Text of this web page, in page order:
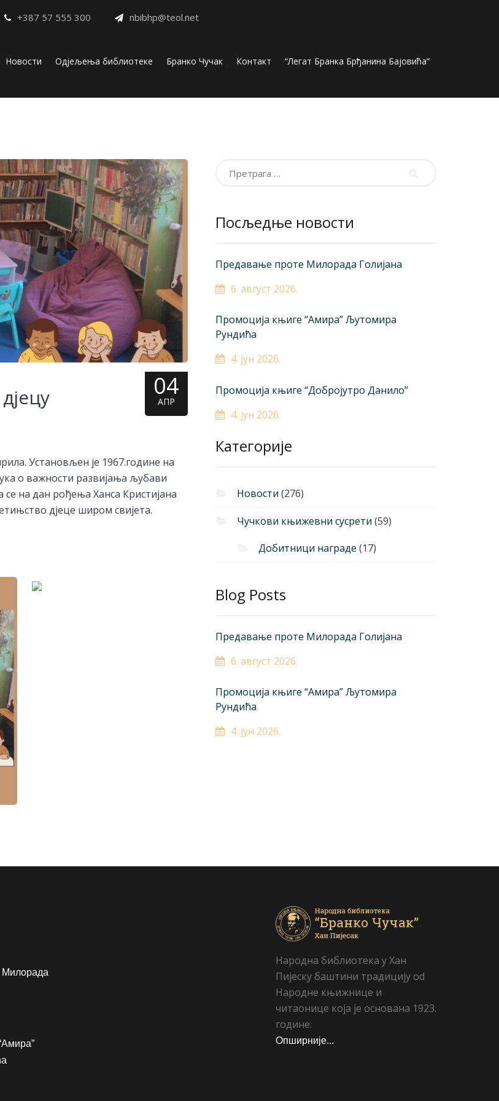
+387 57 555 300 nbibhp@teol.net
Новости Одјељења библиотеке Бранко Чучак Контакт “Легат Бранка Брђанина Бајовића”
04
АПР
Установљен је 1967.године на
о важности развијања љубави
на дан рођења Ханса Кристијана
дјеце широм свијета.
Посљедње новости
Предавање проте Милорада Голијана
6. август 2026.
Промоција књиге “Амира” Љутомира
Рундића
4. јун 2026.
Промоција књиге “Добројутро Данило”
4. јун 2026.
Категорије
Новости (276)
Чучкови књижевни сусрети (59)
Добитници награде (17)
Blog Posts
Предавање проте Милорада Голијана
6. август 2026.
Промоција књиге “Амира” Љутомира
Рундића
4. јун 2026.
Милорада
Народна библиотека у Хан
Пијеску баштини традицију od
Народне књижнице и
читаонице која је основана 1923.
године.
Опширније...